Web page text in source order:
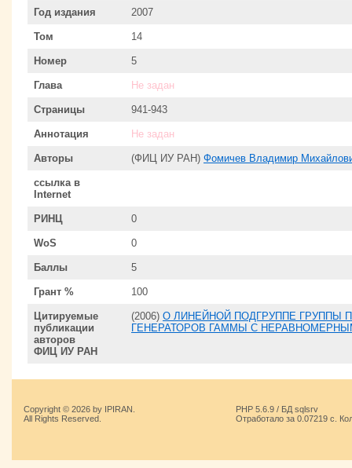
Год издания 2007
Том 14
Номер 5
Глава Не задан
Страницы 941-943
Аннотация Не задан
Авторы (ФИЦ ИУ РАН) Фомичев Владимир
ссылка в
Internet
РИНЦ 0
WoS 0
Баллы 5
Грант % 100
Цитируемые
публикации
авторов
ФИЦ ИУ РАН
(2006) О ЛИНЕЙНОЙ ПОДГРУППЕ ГРУППЫ
ГЕНЕРАТОРОВ ГАММЫ С
Copyright © 2026 by IPIRAN.
All Rights Reserved.
PHP 5.6.9 / БД sqlsrv
Отработало за 0.07219 с.